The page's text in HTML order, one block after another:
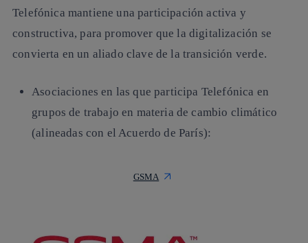
Telefónica mantiene una participación activa y
constructiva, parapromover que la digitalización se
convierta en un aliado clave de la transición verde.
Asociaciones en las que participa Telefónica en
grupos de trabajo en materia de cambio climático
(alineadas con el Acuerdo de París):
GSMA